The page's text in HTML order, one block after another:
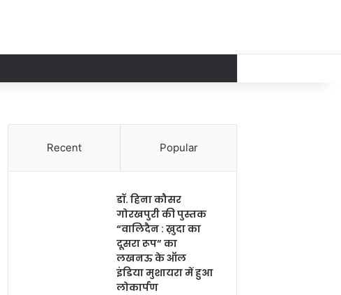
Recent Popular
डॉ. हिना कौसर
गोरखपुरी की पुस्तक
“वालिदैन : ख़ुदा का
दूसरा रूप” का
लखनऊ के ऑल
इंडिया मुशायरा में हुआ
लोकार्पण